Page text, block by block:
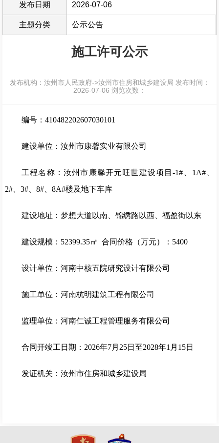
发布日期 2026-07-06
主题分类 公示公告
施工许可公示
发布机构：汝州市人民政府->汝州市住房和城乡建设局 发布时间：
2026-07-06 浏览次数：
编号：410482202607030101
建设单位：汝州市康馨实业有限公司
工程名称：汝州市康馨开元旺世建设项目-1#、1A#、
2#、3#、8#、8A#楼及地下车库
建设地址：梦想大道以南、锦绣路以西、福盈街以东
建设规模：52399.35㎡ 合同价格（万元）：5400
设计单位：河南中核五院研究设计有限公司
施工单位：河南杭明建筑工程有限公司
监理单位：河南仁诚工程管理服务有限公司
合同开竣工日期：2026年7月25日至2028年1月15日
发证机关：汝州市住房和城乡建设局